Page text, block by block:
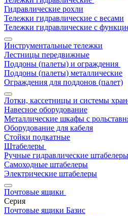
Гидравлические рохли
Тележки гидравлические с весами
Тележки гидравлические с
Инструментальные тележки
Лестницы передвижные
Поддоны (палеты) и ограждения
Поддоны (палеты) металлические
Ограждения для поддонов (палет)
Лотки, кассетницы и системы
Навесное оборудование
Металлические шкафы с
Оборудование для кабеля
Стойки подкатные
Штабелеры
Ручные гидравлические штабелеры
Самоходные штабелеры
Электрические штабелеры
Почтовые ящики
Серия
Почтовые ящики Базис